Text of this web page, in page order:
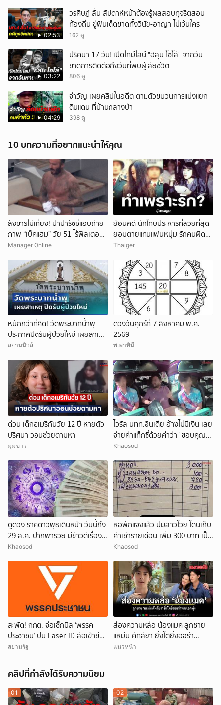
02:53
วรศิษฎ์ ลั่น สัปดาห์หน้าต้องรู้ผลสอบทุจริตสอบ
ท้องถิ่น ขู่ฟันเด็ดขาดทั้งวินัย-อาญา ไม่เว้นใคร
162 ดู
03:22
ปริศนา 17 วัน! เปิดไทม์ไลน์ "ฮลุน โซโล่" จากวัน
ขาดการติดต่อถึงวันที่พบผู้เสียชีวิต
806 ดู
04:29
จ่าวัญ เผยคลิปในอดีต ตามตัวขบวนการแบ่งแยก
ดินแดน ที่บ้านกลางป่า
398 ดู
10 บทความที่อยากแนะนำให้คุณ
สังขารไม่เที่ยง! ปาปารัซซี่แอบถ่าย
ภาพ “เบ็คแฮม” วัย 51 ไร้ฟิลเตอร์
เผยให้เห็นผมบาง-ศีรษะล้าน
Manager Online
ย้อนคดี นักโทษประหารที่สวยที่สุด
ยอมตายแทนแฟนหนุ่ม รักคนผิด
ชีวิตดิ่งเหว
Thaiger
หนักกว่าที่คิด! วัดพระบาทน้ำพุ
ประกาศปิดรับผู้ป่วยใหม่ เผยสาเหตุ
สุดสะเทือนใจ
สยามนิวส์
ดวงวันศุกร์ที่ 7 สิงหาคม พ.ศ.
2569
พ.พาทินี
ด่วน เด็กอเมริกันวัย 12 ปี หายตัว
ปริศนา วอนช่วยตามหา
มุมข่าว
ไวรัล นทท.อินเดีย อ้างไม่มีเงิน เลย
จ่ายค่าแท็กซี่ด้วยคำว่า "ขอบคุณ"
คนขับอึ้ง แห่วิจารณ์
Khaosod
ดูดวง ราศีดาวพุธเดินหน้า วันนี้ถึง
29 ส.ค. ปากพารวย มีข่าวดีเรื่อง
เงิน-ค้าขาย
Khaosod
หอพักแจงแล้ว ปมสาวโวย โดนเก็บ
ค่าเช่ารายเดือน เพิ่ม 300 บาท เป็น
ค่าพาเพื่อนมานอน 1 คืน
Khaosod
สะพัด! กกต. จ่อเช็กบิล ‘พรรค
ประชาชน’ ปม Laser ID ส่อเข้าข่าย
ยุบพรรคตาม ม.92
สยามรัฐ
ส่องความหล่อ น้องแมค ลูกชาย
แหม่ม คัทลียา ยิ่งโตยิ่งออร่า
พระเอกพุ่ง
แนวหน้า
คลิปที่กำลังได้รับความนิยม
01 02